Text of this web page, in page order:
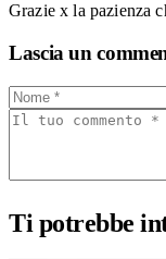
Grazie x la pazienza
Lascia un
Ti potrebbe